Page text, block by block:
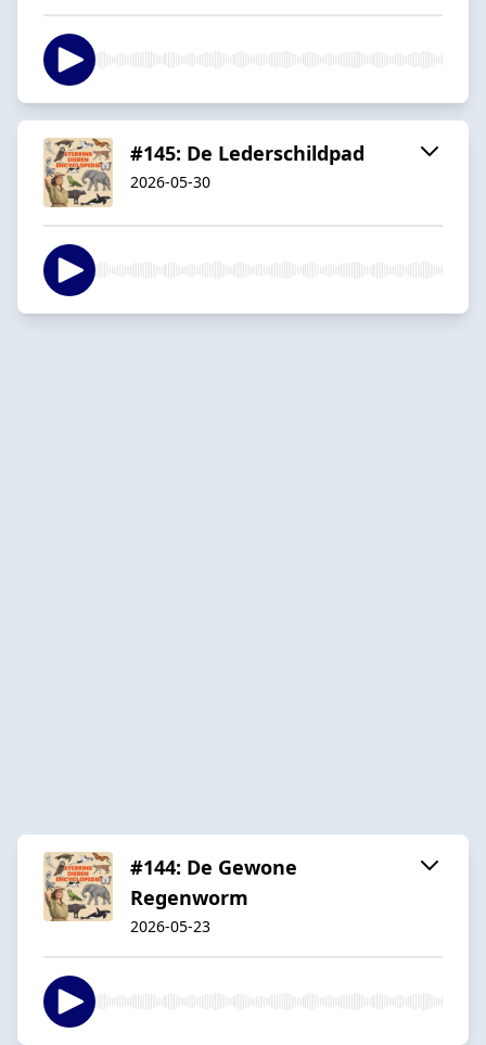
#145: De Lederschildpad
2026-05-30
#144: De Gewone
Regenworm
2026-05-23